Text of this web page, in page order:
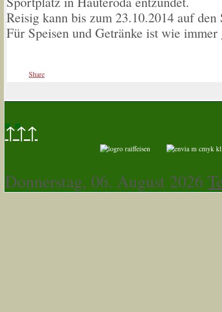
Reisig kann bis zum 23.10.2014 auf
Für Speisen und Getränke ist wie immer
Share
↑↑↑
Donnerstag, 06. August 2026